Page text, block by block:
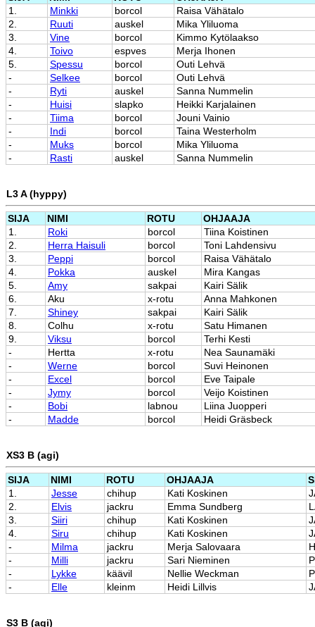
1.
Minkki borcol
Raisa Vähätalo
2.
Ruuti auskel
Mika Yliluoma
3.
Vine borcol
Kimmo Kytölaakso
4.
Toivo espves
Merja Ihonen
5.
Spessu borcol
Outi Lehvä
-
Selkee borcol
Outi Lehvä
-
Ryti auskel
Sanna Nummelin
-
Huisi slapko
Heikki Karjalainen
-
Tiima borcol
Jouni Vainio
-
Indi borcol
Taina Westerholm
-
Muks borcol
Mika Yliluoma
-
Rasti auskel Sanna Nummelin
L3 A (hyppy)
SIJA NIMI ROTU
OHJAAJA
1.
Roki borcol
Tiina Koistinen
2.
Herra Haisuli borcol
Toni Lahdensivu
3.
Peppi borcol
Raisa Vähätalo
4.
Pokka auskel
Mira Kangas
5.
Amy sakpai
Kairi Sälik
6.
Aku x-rotu
Anna Mahkonen
7.
Shiney sakpai
Kairi Sälik
8.
Colhu x-rotu
Satu Himanen
9.
Viksu borcol
Terhi Kesti
-
Hertta x-rotu
Nea Saunamäki
-
Werne borcol
Suvi Heinonen
-
Excel borcol
Eve Taipale
-
Jymy borcol
Veijo Koistinen
-
Bobi labnou
Liina Juopperi
-
Madde borcol Heidi Gräsbeck
XS3 B (agi)
SIJA NIMI ROTU OHJAAJA
1.
Jesse chihup Kati Koskinen
2.
Elvis jackru Emma Sundberg
3.
Siiri chihup Kati Koskinen
4.
Siru chihup Kati Koskinen
-
Milma jackru Merja Salovaara
-
Milli jackru Sari Nieminen
-
Lykke käävil Nellie Weckman
-
Elle kleinm Heidi Lillvis
S3 B (agi)